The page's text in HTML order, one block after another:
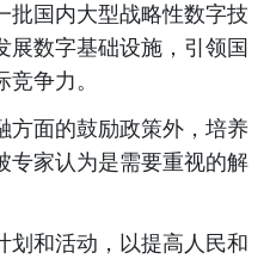
批国内大型战略性数字技
展数字基础设施，引领国
争力。
方面的鼓励政策外，培养
专家认为是需要重视的解
划和活动，以提高人民和